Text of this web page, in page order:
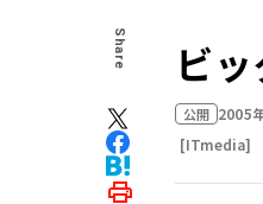
Share ビ
公開 2005
[ITmedia]